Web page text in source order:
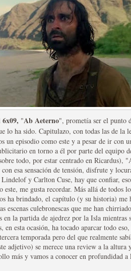
de la ficción
las plataformas SVOD
6x09, "AbAeterno", prometía ser el punto
lo ha sido. Capitulazo, con todas las de la
un episodio como este y a pesar de ir con
en torno a él por parte del equipo
todo, por estar centrado en Ricardus),
esa sensación de tensión, disfrute y
y Carlton Cuse, hay que confiar,
me gusta recordar. Más allá de todos
ha brindado, el capítulo (y su historia) me
escenas culebronescas que me han
en la partida de ajedrez por la Isla mientras
en esta ocasión, ha tocado aparcar todo
temporada pero del que realmente
adjetivo) se merece una review a la altura
más y vamos a conocer en profundidad